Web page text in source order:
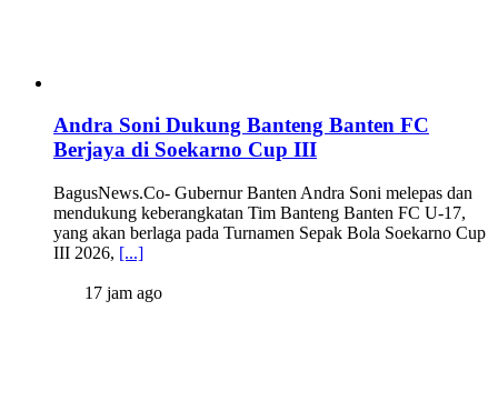
Andra Soni Dukung Banteng Banten FC
Berjaya di Soekarno Cup III
BagusNews.Co- Gubernur Banten Andra Soni melepas dan
mendukung keberangkatan Tim Banteng Banten FC U-17,
yang akan berlaga pada Turnamen Sepak Bola Soekarno Cup
III 2026, [...]
17 jam ago